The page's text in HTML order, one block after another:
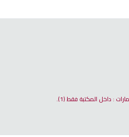
: داخل المكتبة فقط(1).